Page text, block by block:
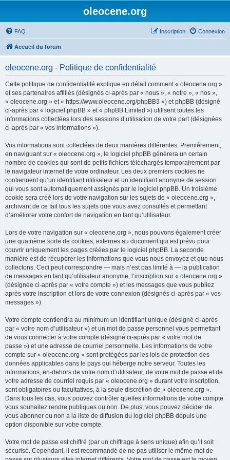
oleocene.org
FAQ Connexion
Inscription
Accueil du forum
oleocene.org - Politique de confidentialité
Cette politique de confidentialité explique en détail comment « oleocene.org »
et ses partenaires affiliés (désignés ci-après par « nous », « notre », « nos »,
« oleocene.org » et « https://www.oleocene.org/phpBB3 ») et phpBB (désigné
ci-après par « logiciel phpBB » et « phpBB Limited ») utilisent toutes les
informations collectées lors des sessions d’utilisation de votre part (désignées
ci-après par « vos informations »).
Vos informations sont collectées de deux manières différentes. Premièrement,
en naviguant sur « oleocene.org », le logiciel phpBB génèrera un certain
nombre de cookies qui sont de petits fichiers téléchargés temporairement par
le navigateur internet de votre ordinateur. Les deux premiers cookies ne
contiennent qu’un identifiant utilisateur et un identifiant anonyme de session
qui vous sont automatiquement assignés par le logiciel phpBB. Un troisième
cookie sera créé lors de votre navigation sur les sujets de « oleocene.org »,
archivant de ce fait tous les sujets que vous avez consultés et permettant
d’améliorer votre confort de navigation en tant qu’utilisateur.
Lors de votre navigation sur « oleocene.org », nous pouvons également créer
une quatrième sorte de cookies, externes au document qui est prévu pour
couvrir uniquement les pages créées par le logiciel phpBB. La seconde
manière est de récupérer les informations que vous nous envoyez et que nous
collectons. Ceci peut correspondre — mais n’est pas limité à — la publication
de messages en tant qu’utilisateur anonyme, l’inscription sur « oleocene.org »
(désignée ci-après par « votre compte ») et les messages que vous publiez
après votre inscription et lors de votre connexion (désignés ci-après par « vos
messages »).
Votre compte contiendra au minimum un identifiant unique (désigné ci-après
par « votre nom d’utilisateur ») et un mot de passe personnel vous permettant
de vous connecter à votre compte (désigné ci-après par « votre mot de
passe ») et une adresse de courriel personnelle. Les informations de votre
compte sur « oleocene.org » sont protégées par les lois de protection des
données applicables dans le pays qui héberge notre serveur. Toutes les
informations, en-dehors de votre nom d’utilisateur, de votre mot de passe et de
votre adresse de courriel requis par « oleocene.org » durant votre inscription,
sont obligatoires ou facultatives, à la seule discrétion de « oleocene.org ».
Dans tous les cas, vous pouvez contrôler quelles informations de votre compte
vous souhaitez rendre publiques ou non. De plus, vous pouvez décider de
vous abonner ou non à la liste de diffusion du logiciel phpBB depuis une
option disponible sur votre compte.
Votre mot de passe est chiffré (par un chiffrage à sens unique) afin qu’il soit
sécurisé. Cependant, il est recommandé de ne pas utiliser le même mot de